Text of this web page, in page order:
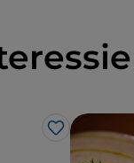
Like